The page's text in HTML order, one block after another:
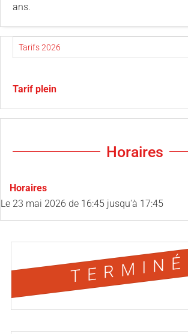
ans.
Tarif plein
Horaires
Horaires
Le 23 mai 2026 de 16:45 jusqu'à 17:45
TERMINÉ